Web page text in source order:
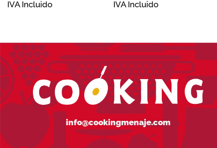
hasta
102,00€
IVA Incluido IVA Incluido
info@cookingmenaje.com